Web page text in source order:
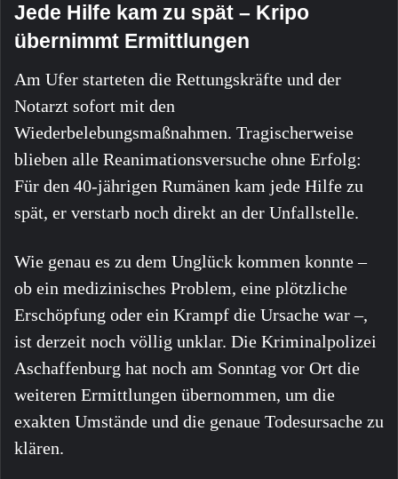
Jede Hilfe kam zu spät – Kripo
übernimmt Ermittlungen
Am Ufer starteten die Rettungskräfte und der
Notarzt sofort mit den
Wiederbelebungsmaßnahmen. Tragischerweise
blieben alle Reanimationsversuche ohne Erfolg:
Für den 40-jährigen Rumänen kam jede Hilfe zu
spät, er verstarb noch direkt an der Unfallstelle.
Wie genau es zu dem Unglück kommen konnte –
ob ein medizinisches Problem, eine plötzliche
Erschöpfung oder ein Krampf die Ursache war –,
ist derzeit noch völlig unklar. Die Kriminalpolizei
Aschaffenburg hat noch am Sonntag vor Ort die
weiteren Ermittlungen übernommen, um die
exakten Umstände und die genaue Todesursache zu
klären.